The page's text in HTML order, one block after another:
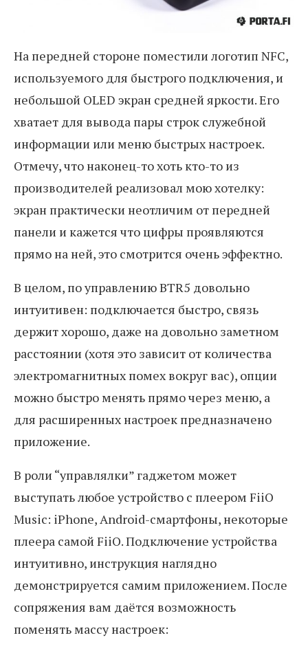
На передней стороне поместили логотип NFC,
используемого для быстрого подключения, и
небольшой OLED экран средней яркости. Его
хватает для вывода пары строк служебной
информации или меню быстрых настроек.
Отмечу, что наконец-то хоть кто-то из
производителей реализовал мою хотелку:
экран практически неотличим от передней
панели и кажется что цифры проявляются
прямо на ней, это смотрится очень эффектно.
В целом, по управлению BTR5 довольно
интуитивен: подключается быстро, связь
держит хорошо, даже на довольно заметном
расстоянии (хотя это зависит от количества
электромагнитных помех вокруг вас), опции
можно быстро менять прямо через меню, а
для расширенных настроек предназначено
приложение.
В роли “управлялки” гаджетом может
выступать любое устройство с плеером FiiO
Music: iPhone, Android-смартфоны, некоторые
плеера самой FiiO. Подключение устройства
интуитивно, инструкция наглядно
демонстрируется самим приложением. После
сопряжения вам даётся возможность
поменять массу настроек: